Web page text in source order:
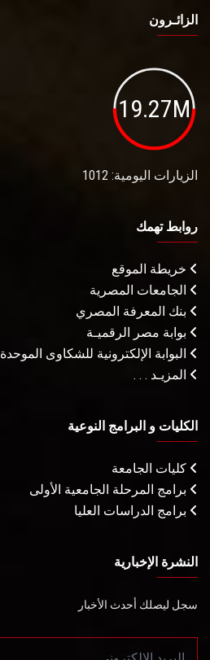
الزائـرون
19.27M
الزيارات اليومية: 1012
روابط تهمك
خريطة الموقع
الجامعات المصرية
بنك المعرفة المصري
بوابة مصر الرقميـة
البوابة الإلكترونية للشكاوى الموحدة
المزيـد . . .
الكليات و البرامج النوعية
كليات الجامعة
برامج المرحلة الجامعية الأولى
برامج الدراسات العليا
النشرة الإخبارية
سجل ليصلك أحدث الأخبار